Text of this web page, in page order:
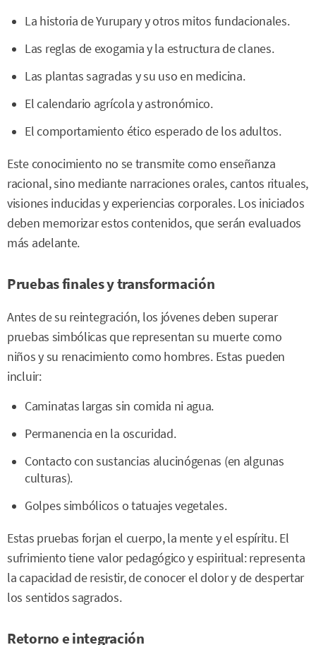
La historia de Yurupary y otros mitos fundacionales.
Las reglas de exogamia y la estructura de clanes.
Las plantas sagradas y su uso en medicina.
El calendario agrícola y astronómico.
El comportamiento ético esperado de los adultos.
Este conocimiento no se transmite como enseñanza
racional, sino mediante narraciones orales, cantos rituales,
visiones inducidas y experiencias corporales. Los iniciados
deben memorizar estos contenidos, que serán evaluados
más adelante.
Pruebas finales y transformación
Antes de su reintegración, los jóvenes deben superar
pruebas simbólicas que representan su muerte como
niños y su renacimiento como hombres. Estas pueden
incluir:
Caminatas largas sin comida ni agua.
Permanencia en la oscuridad.
Contacto con sustancias alucinógenas (en algunas
culturas).
Golpes simbólicos o tatuajes vegetales.
Estas pruebas forjan el cuerpo, la mente y el espíritu. El
sufrimiento tiene valor pedagógico y espiritual: representa
la capacidad de resistir, de conocer el dolor y de despertar
los sentidos sagrados.
Retorno e integración